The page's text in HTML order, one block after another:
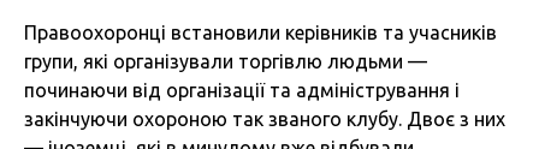
Правоохоронці встановили керівників та учасників
групи, які організували торгівлю людьми —
починаючи від організації та адміністрування і
закінчуючи охороною так званого клубу. Двоє з них